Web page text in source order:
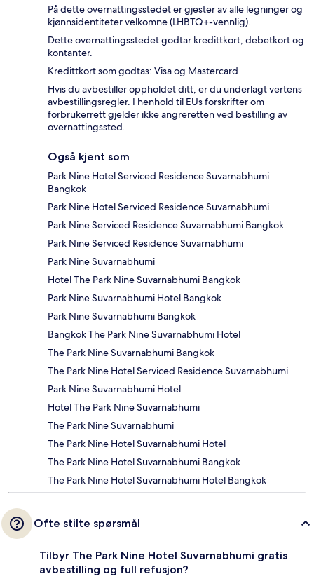
På dette overnattingsstedet er gjester av alle legninger og
kjønnsidentiteter velkomne (LHBTQ+-vennlig).
Dette overnattingsstedet godtar kredittkort, debetkort og
kontanter.
Kredittkort som godtas: Visa og Mastercard
Hvis du avbestiller oppholdet ditt, er du underlagt vertens
avbestillingsregler. I henhold til EUs forskrifter om
forbrukerrett gjelder ikke angreretten ved bestilling av
overnattingssted.
Også kjent som
Park Nine Hotel Serviced Residence Suvarnabhumi
Bangkok
Park Nine Hotel Serviced Residence Suvarnabhumi
Park Nine Serviced Residence Suvarnabhumi Bangkok
Park Nine Serviced Residence Suvarnabhumi
Park Nine Suvarnabhumi
Hotel The Park Nine Suvarnabhumi Bangkok
Park Nine Suvarnabhumi Hotel Bangkok
Park Nine Suvarnabhumi Bangkok
Bangkok The Park Nine Suvarnabhumi Hotel
The Park Nine Suvarnabhumi Bangkok
The Park Nine Hotel Serviced Residence Suvarnabhumi
Park Nine Suvarnabhumi Hotel
Hotel The Park Nine Suvarnabhumi
The Park Nine Suvarnabhumi
The Park Nine Hotel Suvarnabhumi Hotel
The Park Nine Hotel Suvarnabhumi Bangkok
The Park Nine Hotel Suvarnabhumi Hotel Bangkok
Ofte stilte spørsmål
Tilbyr The Park Nine Hotel Suvarnabhumi gratis
avbestilling og full refusjon?